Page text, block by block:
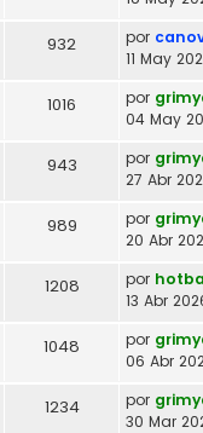
932 por
11 May
1016 por
04 May
943 por
27 Abr
989 por
20 Abr
1208 por
13 Abr
1048 por
06 Abr
1234 por
30 Mar